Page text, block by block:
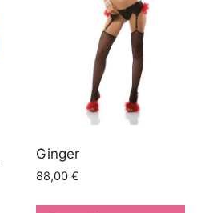
Ginger
88,00 €